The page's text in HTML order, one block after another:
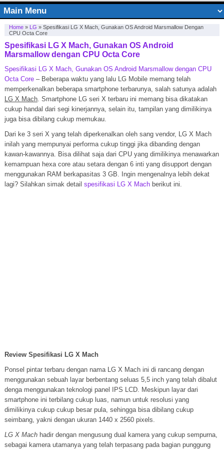
Home» LG » Spesifikasi LG X Mach, Gunakan OS Android Marsmallow Dengan
CPU Octa Core
Spesifikasi LG X Mach, Gunakan OS Android
Marsmallow dengan CPU Octa Core
Spesifikasi LG X Mach, Gunakan OS Android Marsmallow dengan CPU
Octa Core– Beberapa waktu yang lalu LG Mobile memang telah
memperkenalkan beberapa smartphone terbarunya, salah satunya adalah
LG X Mach. Smartphone LG seri X terbaru ini memang bisa dikatakan
cukup handal dari segi kinerjannya, selain itu, tampilan yang dimilikinya
juga bisa dibilang cukup memukau.
Dari ke 3 seri X yang telah diperkenalkan oleh sang vendor, LG X Mach
inilah yang mempunyai performa cukup tinggi jika dibanding dengan
kawan-kawannya. Bisa dilihat saja dari CPU yang dimilikinya menawarkan
kemampuan hexa core atau setara dengan 6 inti yang disupport dengan
menggunakan RAM berkapasitas 3 GB. Ingin mengenalnya lebih dekat
lagi? Silahkan simak detail spesifikasi LG X Machberikut ini.
Review Spesifikasi LG X Mach
Ponsel pintar terbaru dengan nama LG X Mach ini di rancang dengan
menggunakan sebuah layar berbentang seluas 5,5 inch yang telah dibalut
denga menggunakan teknologi panel IPS LCD. Meskipun layar dari
smartphone ini terbilang cukup luas, namun untuk resolusi yang
dimilikinya cukup cukup besar pula, sehingga bisa dibilang cukup
seimbang, yakni dengan ukuran 1440 x 2560 pixels.
LG X Machhadir dengan mengusung dual kamera yang cukup sempurna,
sebagai kamera utamanya yang telah terpasang pada bagian punggung